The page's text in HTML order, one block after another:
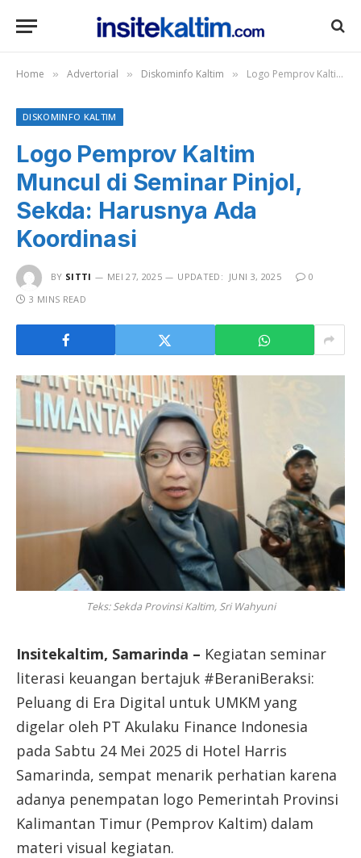
Home » Advertorial » Diskominfo Kaltim » Logo Pemprov Kaltim Muncul di Seminar Pinjol, Sekda: Harusnya Ada Koordinasi
DISKOMINFO KALTIM
Logo Pemprov Kaltim
Muncul di Seminar Pinjol,
Sekda: Harusnya Ada
Koordinasi
BY SITTI MEI 27, 2025 UPDATED: JUNI 3, 2025
0
3 MINS READ
Teks: Sekda Provinsi Kaltim, Sri Wahyuni
Insitekaltim, Samarinda – Kegiatan seminar
literasi keuangan bertajuk #BeraniBeraksi:
Peluang di Era Digital untuk UMKM yang
digelar oleh PT Akulaku Finance Indonesia
pada Sabtu 24 Mei 2025 di Hotel Harris
Samarinda, sempat menarik perhatian karena
adanya penempatan logo Pemerintah Provinsi
Kalimantan Timur (Pemprov Kaltim) dalam
materi visual kegiatan.